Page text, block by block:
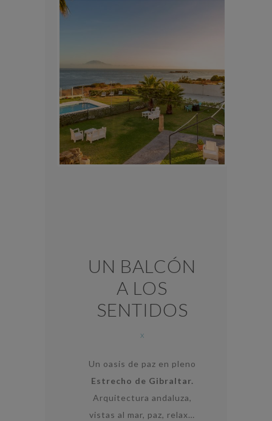
UN BALCÓN
A LOS
SENTIDOS
x
Un oasis de paz en pleno
Estrecho de Gibraltar.
Arquitectura andaluza,
vistas al mar, paz, relax…